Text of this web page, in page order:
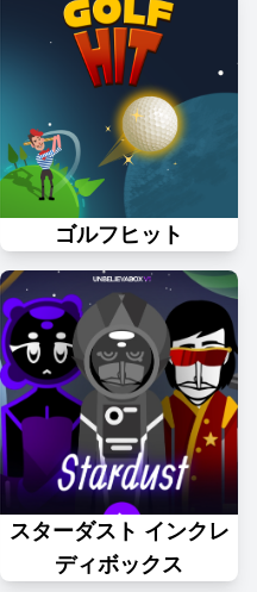
ゴルフヒット
スターダスト インクレ
ディボックス